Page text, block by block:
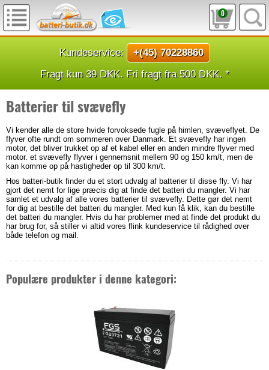
0
Kundeservice:
+(45) 70228860
Fragt kun 39 DKK. Fri fragt fra 500 DKK. *
Batterier til svævefly
Vi kender alle de store hvide forvoksede fugle på himlen, svæveflyet. De
flyver ofte rundt om sommeren over Danmark. Et svævefly har ingen
motor, det bliver trukket op af et kabel eller en anden mindre flyver med
motor. et svævefly flyver i gennemsnit mellem 90 og 150 km/t, men de
kan komme op på hastigheder op til 300 km/t.
Hos batteri-butik finder du et stort udvalg af batterier til disse fly. Vi har
gjort det nemt for lige præcis dig at finde det batteri du mangler. Vi har
samlet et udvalg af alle vores batterier til svævefly. Dette gør det nemt
for dig at bestille det batteri du mangler. Med kun få klik, kan du bestille
det batteri du mangler. Hvis du har problemer med at finde det produkt du
har brug for, så stiller vi altid vores flink kundeservice til rådighed over
både telefon og mail.
Populære produkter i denne kategori: